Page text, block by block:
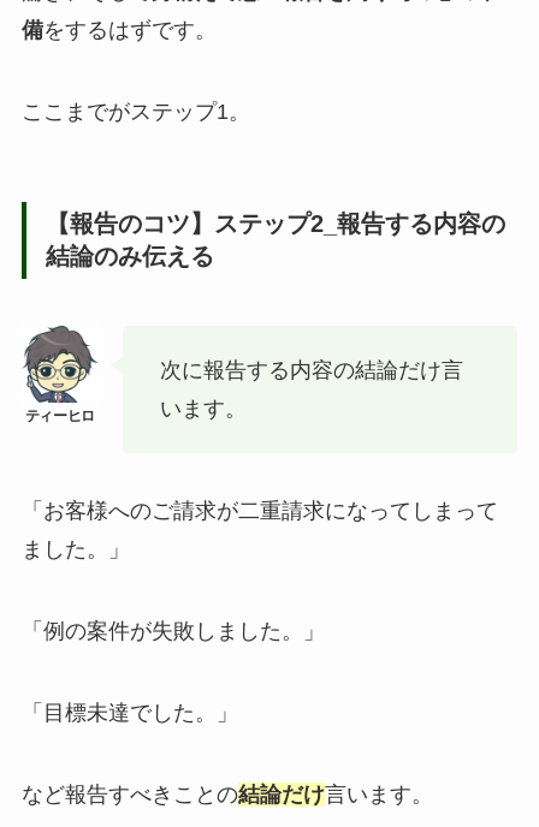
備をするはずです。
ここまでがステップ1。
【報告のコツ】ステップ2_報告する内容の
結論のみ伝える
次に報告する内容の結論だけ言
います。
「お客様へのご請求が二重請求になってしまって
ました。」
「例の案件が失敗しました。」
「目標未達でした。」
など報告すべきことの結論だけ言います。